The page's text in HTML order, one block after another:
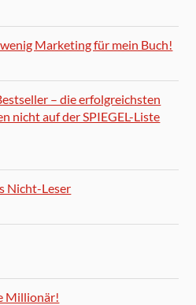
Marketing für mein Buch!
– die erfolgreichsten
nicht auf der SPIEGEL-Liste
Nicht-Leser
Millionär!